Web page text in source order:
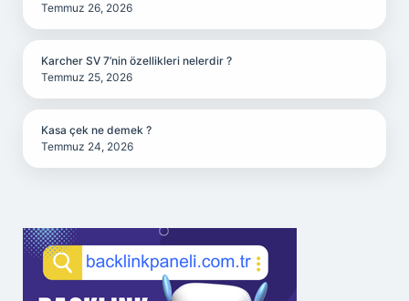
Temmuz 26, 2026
Karcher SV 7’nin özellikleri nelerdir ?
Temmuz 25, 2026
Kasa çek ne demek ?
Temmuz 24, 2026